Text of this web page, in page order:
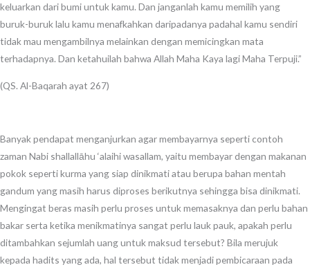
keluarkan dari bumi untuk kamu. Dan janganlah kamu memilih yang
buruk-buruk lalu kamu menafkahkan daripadanya padahal kamu sendiri
tidak mau mengambilnya melainkan dengan memicingkan mata
terhadapnya. Dan ketahuilah bahwa Allah Maha Kaya lagi Maha Terpuji.”
(QS. Al-Baqarah ayat 267)
Banyak pendapat menganjurkan agar membayarnya seperti contoh
zaman Nabi shallallāhu ‘alaihi wasallam, yaitu membayar dengan makanan
pokok seperti kurma yang siap dinikmati atau berupa bahan mentah
gandum yang masih harus diproses berikutnya sehingga bisa dinikmati.
Mengingat beras masih perlu proses untuk memasaknya dan perlu bahan
bakar serta ketika menikmatinya sangat perlu lauk pauk, apakah perlu
ditambahkan sejumlah uang untuk maksud tersebut? Bila merujuk
kepada hadits yang ada, hal tersebut tidak menjadi pembicaraan pada